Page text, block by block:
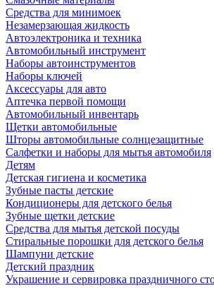
Средства для минимоек
Незамерзающая жидкость
Автоэлектроника и техника
Автомобильный инструмент
Наборы автоинструментов
Наборы ключей
Аксессуары для авто
Аптечка первой помощи
Автомобильный инвентарь
Щетки автомобильные
Шторы автомобильные солнцезащитные
Салфетки и наборы для мытья автомобиля
Детям
Детская гигиена и косметика
Зубные пасты детские
Кондиционеры для детского белья
Зубные щетки детские
Средства для мытья детской посуды
Стиральные порошки для детского белья
Шампуни детские
Детский праздник
Украшение и сервировка праздничного